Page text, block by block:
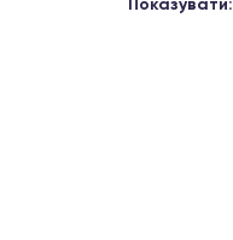
Показувати: